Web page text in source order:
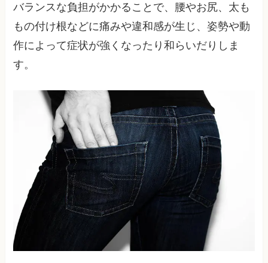
バランスな負担がかかることで、腰やお尻、太も
もの付け根などに痛みや違和感が生じ、姿勢や動
作によって症状が強くなったり和らいだりしま
す。